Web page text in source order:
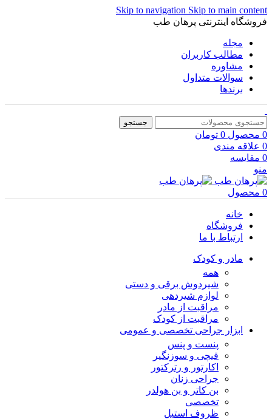
Skip to navigation Skip to main content
فروشگاه اینترنتی پرهان طب
مجله
مطالب کاربران
مشاوره
سوالات متداول
برندها
جستجو
0 محصول 0 تومان
0 علاقه مندی
0 مقایسه
منو
0 محصول
خانه
فروشگاه
ارتباط با ما
مادر و کودک
همه
شیردوش برقی و دستی
لوازم شیردهی
مراقبت از مادر
مراقبت از کودک
ابزار جراحی تخصصی و عمومی
پنست و پنس
قیچی و سوزنگیر
اکارتور و رترکتور
جراحی زنان
بن کاتر و بن هولدر
تخصصی
ظروف استیل